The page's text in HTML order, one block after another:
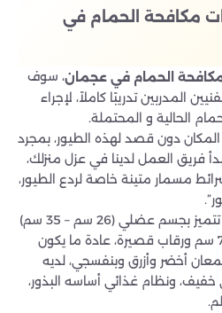
مكافحة الحمام في
الحمام في عجمان، سوف
المدربين تدريبًا كاملاً، لإجراء
الحالية و المحتملة.
دون قصد لهذه الطيور، بمجرد
فريق العمل لدينا في عزل منزلك،
مسمار متينة خاصة لردع الطيور،
الحمائم هي عائلة من الطيور تتميز بجسم عضلي (26 سم – 35 سم)
مع أجنحة يصل طولها إلى 70 سم ورقاب قصيرة، عادة ما يكون
أخضر وأزرق وبنفسجي، لديه
ونظام غذائي أساسه البذور،